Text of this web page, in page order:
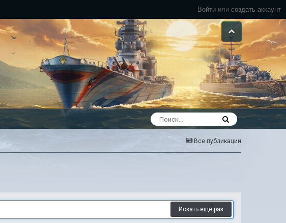
Войти или создать аккаунт
Все публикации
Искать ещё раз